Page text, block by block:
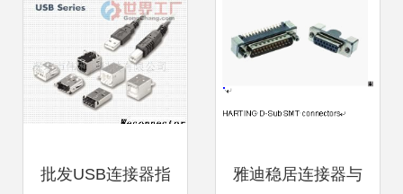
批发USB连接器指 雅迪稳居连接器与